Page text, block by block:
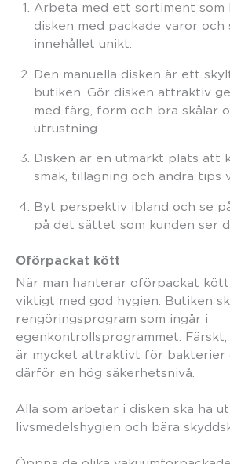
Arbeta med ett sortiment som
disken med packade varor och
innehållet unikt.
Den manuella disken är ett
butiken. Gör disken attraktiv
med färg, form och bra skålar
utrustning.
Disken är en utmärkt plats att
smak, tillagning och andra tips
Byt perspektiv ibland och se
på det sättet som kunden ser
Oförpackat kött
När man hanterar oförpackat
viktigt med god hygien. Butiken
rengöringsprogram som ingår i
egenkontrollsprogrammet.
är mycket attraktivt för bakterier
därför en hög säkerhetsnivå.
Alla som arbetar i disken ska ha
livsmedelshygien och bära